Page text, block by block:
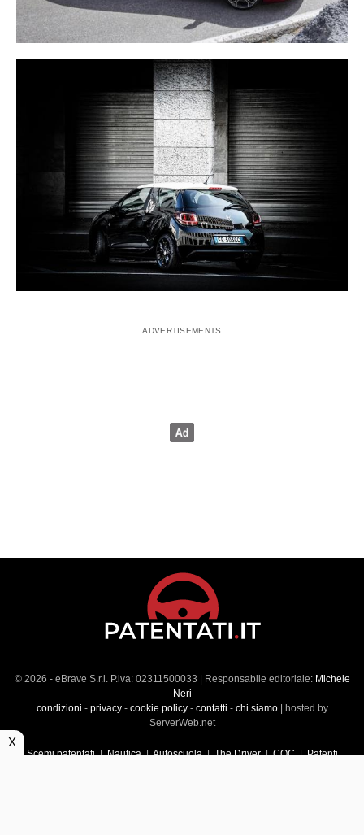
© 2026 - eBrave S.r.l. P.iva: 02311500033 | Responsabile editoriale: Michele
Neri
condizioni - privacy- cookie policy- contatti - chi siamo| hosted by
ServerWeb.net
Scemi patentati|Nautica|Autoscuola|The Driver|CQC|Patenti
X